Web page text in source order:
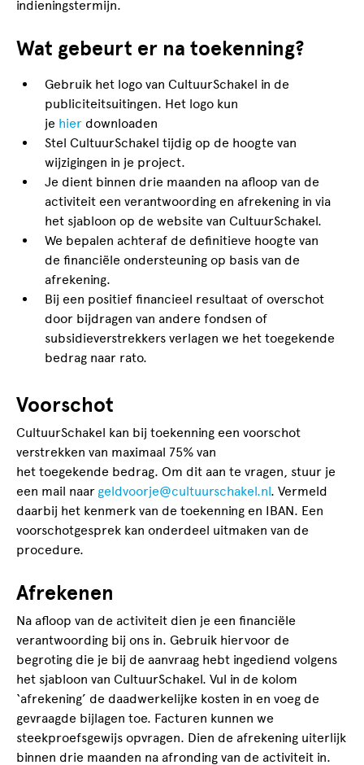
indieningstermijn.
Wat gebeurt er na toekenning?
Gebruik het logo van CultuurSchakel in de
publiciteitsuitingen. Het logo kun
je hier downloaden
Stel CultuurSchakel tijdig op de hoogte van
wijzigingen in je project.
Je dient binnen drie maanden na afloop van de
activiteit een verantwoording en afrekening in via
het sjabloon op de website van CultuurSchakel.
We bepalen achteraf de definitieve hoogte van
de financiële ondersteuning op basis van de
afrekening.
Bij een positief financieel resultaat of overschot
door bijdragen van andere fondsen of
subsidieverstrekkers verlagen we het toegekende
bedrag naar rato.
Voorschot
CultuurSchakel kan bij toekenning een voorschot
verstrekken van maximaal 75% van
het toegekende bedrag. Om dit aan te vragen, stuur je
een mail naar geldvoorje@cultuurschakel.nl. Vermeld
daarbij het kenmerk van de toekenning en IBAN. Een
voorschotgesprek kan onderdeel uitmaken van de
procedure.
Afrekenen
Na afloop van de activiteit dien je een financiële
verantwoording bij ons in. Gebruik hiervoor de
begroting die je bij de aanvraag hebt ingediend volgens
het sjabloon van CultuurSchakel. Vul in de kolom
‘afrekening’ de daadwerkelijke kosten in en voeg de
gevraagde bijlagen toe. Facturen kunnen we
steekproefsgewijs opvragen. Dien de afrekening uiterlijk
binnen drie maanden na afronding van de activiteit in.